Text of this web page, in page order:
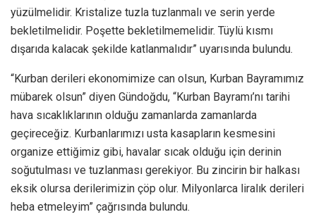
yüzülmelidir. Kristalize tuzla tuzlanmalı ve serin yerde
bekletilmelidir. Poşette bekletilmemelidir. Tüylü kısmı
dışarıda kalacak şekilde katlanmalıdır” uyarısında bulundu.
“Kurban derileri ekonomimize can olsun, Kurban Bayramımız
mübarek olsun” diyen Gündoğdu, “Kurban Bayramı’nı tarihi
hava sıcaklıklarının olduğu zamanlarda zamanlarda
geçireceğiz. Kurbanlarımızı usta kasapların kesmesini
organize ettiğimiz gibi, havalar sıcak olduğu için derinin
soğutulması ve tuzlanması gerekiyor. Bu zincirin bir halkası
eksik olursa derilerimizin çöp olur. Milyonlarca liralık derileri
heba etmeleyim” çağrısında bulundu.